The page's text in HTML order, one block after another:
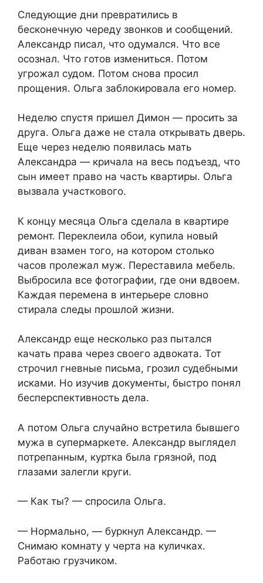
Следующие дни превратились в
бесконечную череду звонков и сообщений.
Александр писал, что одумался. Что все
осознал. Что готов измениться. Потом
угрожал судом. Потом снова просил
прощения. Ольга заблокировала его номер.
Неделю спустя пришел Димон — просить за
друга. Ольга даже не стала открывать дверь.
Еще через неделю появилась мать
Александра — кричала на весь подъезд, что
сын имеет право на часть квартиры. Ольга
вызвала участкового.
К концу месяца Ольга сделала в квартире
ремонт. Переклеила обои, купила новый
диван взамен того, на котором столько
часов пролежал муж. Переставила мебель.
Выбросила все фотографии, где они вдвоем.
Каждая перемена в интерьере словно
стирала следы прошлой жизни.
Александр еще несколько раз пытался
качать права через своего адвоката. Тот
строчил гневные письма, грозил судебными
исками. Но изучив документы, быстро понял
бесперспективность дела.
А потом Ольга случайно встретила бывшего
мужа в супермаркете. Александр выглядел
потрепанным, куртка была грязной, под
глазами залегли круги.
— Как ты? — спросила Ольга.
— Нормально, — буркнул Александр. —
Снимаю комнату у черта на куличках.
Работаю грузчиком.